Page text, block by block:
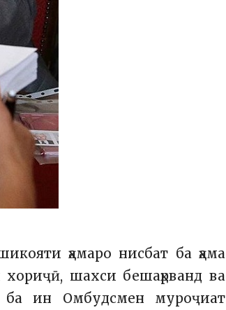
ҳамаро нисбат ба ҳама
хориҷӣ, шахси бешаҳрванд ва
ба ин Омбудсмен муроҷиат